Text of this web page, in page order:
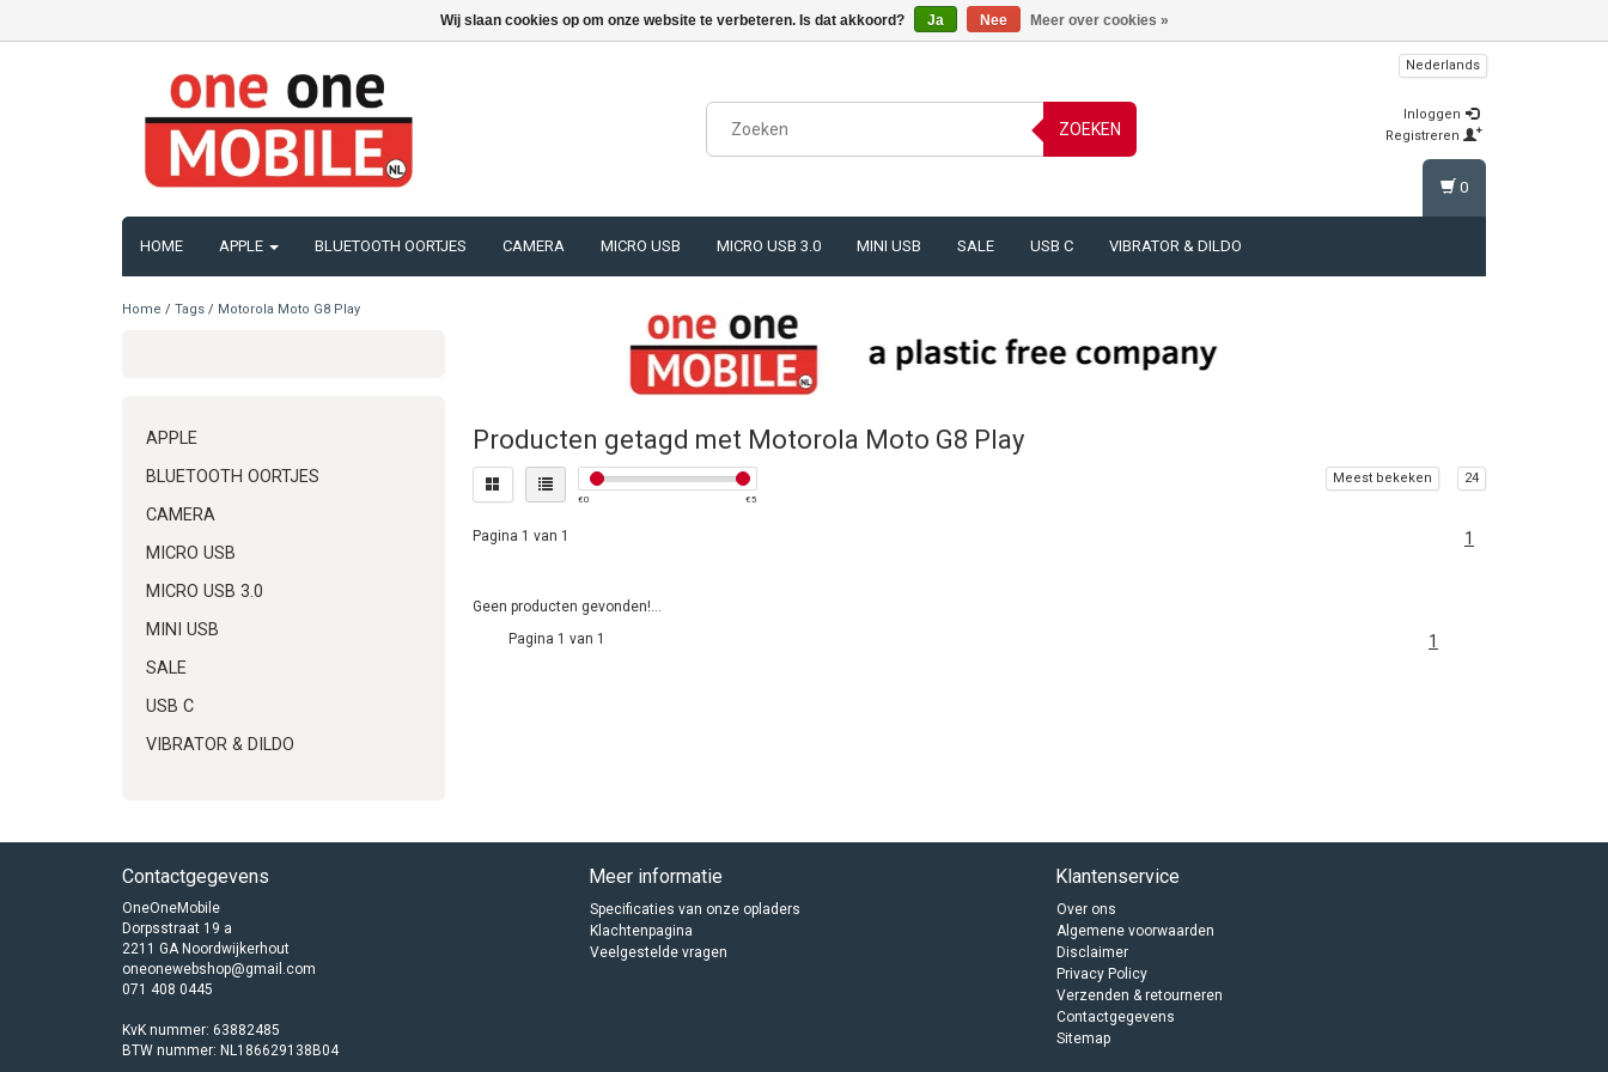
ZOEKEN
Nederlands
Inloggen
Registreren
HOME APPLE BLUETOOTH OORTJES CAMERA MICRO USB MICRO USB 3.0 MINI USB SALE USB C VIBRATOR & DILDO
0
Home / Tags / Motorola Moto G8 Play
APPLE
BLUETOOTH OORTJES
CAMERA
MICRO USB
MICRO USB 3.0
MINI USB
SALE
USB C
VIBRATOR & DILDO
Producten getagd met Motorola Moto G8 Play
€0 €5
Meest bekeken 24
Pagina 1 van 1 1
Geen producten gevonden!...
Pagina 1 van 1
1
Contactgegevens
OneOneMobile
Dorpsstraat 19 a
2211 GA Noordwijkerhout
oneonewebshop@gmail.com
071 408 0445
KvK nummer: 63882485
BTW nummer: NL186629138B04
Meer informatie
Specificaties van onze opladers
Klachtenpagina
Veelgestelde vragen
Klantenservice
Over ons
Algemene voorwaarden
Disclaimer
Privacy Policy
Verzenden & retourneren
Contactgegevens
Sitemap
Wij slaan cookies op om onze website te verbeteren. Is dat akkoord? Ja Nee Meer over cookies »